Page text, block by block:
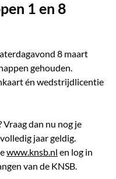
1 en 8
8 maart
gehouden.
én wedstrijdlicentie
Vraag dan nu nog je
jaar geldig.
www.knsb.nl en log in
van de KNSB.